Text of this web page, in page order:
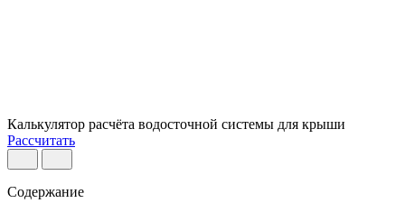
Калькулятор расчёта водосточной системы для крыши
Рассчитать
Содержание